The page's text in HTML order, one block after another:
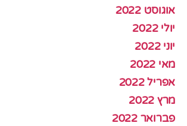
אוגוסט 2022
יולי 2022
יוני 2022
מאי 2022
אפריל 2022
מרץ 2022
פברואר 2022